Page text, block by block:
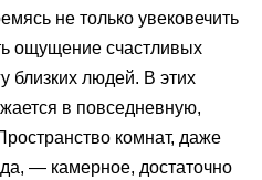
не только увековечить
ощущение счастливых
близких людей. В этих
в повседневную,
комнат, даже
— камерное, достаточно